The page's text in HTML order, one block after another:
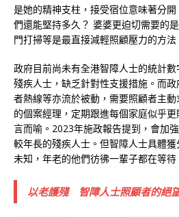
是她的精神支柱，接受宿位意味著分
們還能堅持多久？ 婆婆更迫切需要的
門打掃等是最直接減輕照顧壓力的方法
政府目前尚未有全港智障人士的統計
殘疾人士，缺乏針對性支援措施。而
者熱線等亦流於被動，需要照顧者主
的個案經理，定期跟進每個家庭似乎
言而喻。2023年施政報告提到，會加
較年長的殘疾人士。但智障人士具體
未知，年老的他們彷彿一輩子都在等待
以老護殘 智障人士照顧者的絕